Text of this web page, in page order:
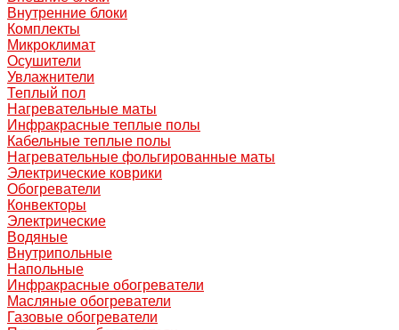
Внутренние блоки
Комплекты
Микроклимат
Осушители
Увлажнители
Теплый пол
Нагревательные маты
Инфракрасные теплые полы
Кабельные теплые полы
Нагревательные фольгированные маты
Электрические коврики
Обогреватели
Конвекторы
Электрические
Водяные
Внутрипольные
Напольные
Инфракрасные обогреватели
Масляные обогреватели
Газовые обогреватели